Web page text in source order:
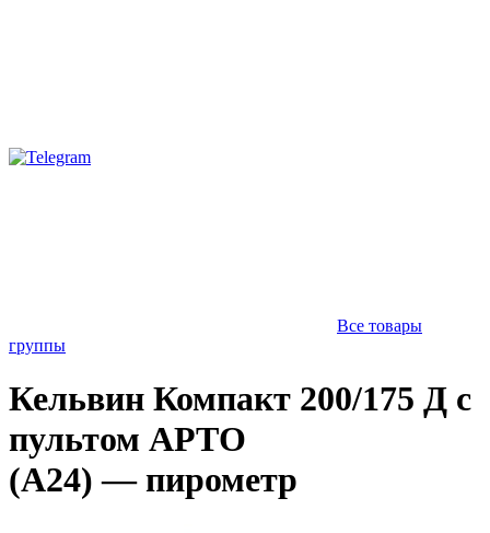
Все товары
группы
Кельвин Компакт 200/175 Д с
пультом АРТО
(А24) — пирометр